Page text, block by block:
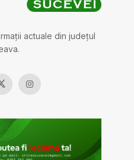
actuale din județul